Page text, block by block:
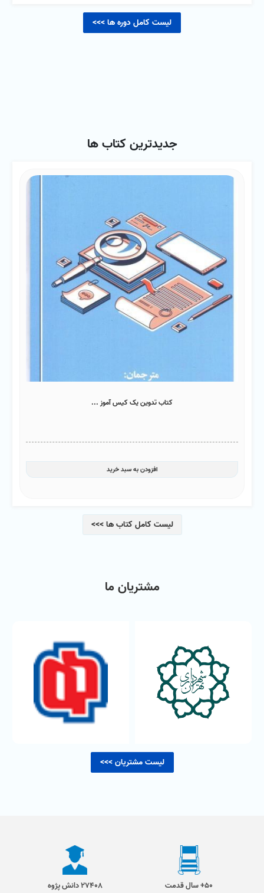
لیست کامل دوره ها >>>
جدیدترین کتاب ها
کتاب تدوین یک کیس آموز ...
افزودن به سبد خرید
لیست کامل کتاب ها >>>
مشتریان ما
لیست مشتریان >>>
50+ سال قدمت 27408 دانش پژوه